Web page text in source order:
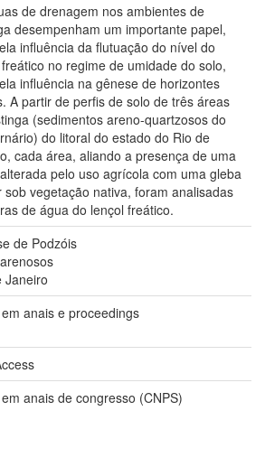
de drenagem nos ambientes de
desempenham um importante papel,
influência da flutuação do nível do
no regime de umidade do solo,
influência na gênese de horizontes
A partir de perfis de solo de três áreas
(sedimentos areno-quartzosos do
do litoral do estado do Rio de
cada área, aliando a presença de uma
pelo uso agrícola com uma gleba
sob vegetação nativa, foram analisadas
de água do lençol freático.
de Podzóis
Janeiro
anais e proceedings
anais de congresso (CNPS)